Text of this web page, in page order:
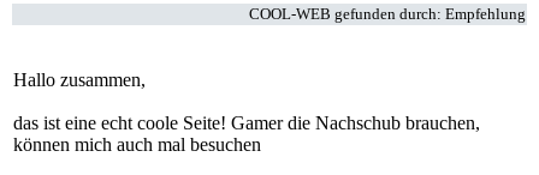
COOL-WEB gefunden durch: Empfehlung
Hallo zusammen,
das ist eine echt coole Seite! Gamer die Nachschub brauchen,
können mich auch mal besuchen